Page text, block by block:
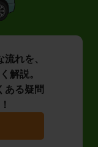
れを、
解説。
ある疑問